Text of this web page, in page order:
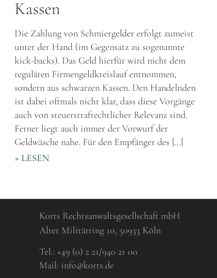
Kassen
Die Zahlung von Schmiergelder erfolgt zumeist
unter der Hand (im Gegensatz zu sogenannte
kick-backs). Das Geld hierfür wird nicht dem
regulären Firmengeldkreislauf entnommen,
sondern aus schwarzen Kassen. Den Handelnden
ist dabei oftmals nicht klar, dass diese Vorgänge
auch von steuerstrafrechtlicher Relevanz sind.
Ferner liegt auch immer der Vorwurf der
Geldwäsche nahe. Für den Empfänger des […]
» LESEN
Korts Rechtsanwaltsgesellschaft mbH
Alter Militärring 10, 50933 Köln
Tel.: +49 (0) 2 21/940 21 00
Mail: info@korts.de